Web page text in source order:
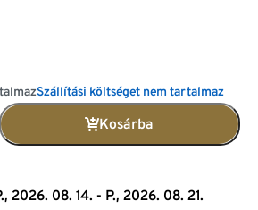
Szállítási költséget nem tartalmaz
Kosárba
2026. 08. 14. - P., 2026. 08. 21.